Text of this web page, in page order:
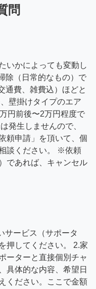
問
いかによっても変動し
除（日常的なもの）で
通費、雑費込）ほどと
壁掛けタイプのエア
円前後〜2万円程度で
発生しませんので、
頼申請」を頂いて、個
談ください。 ※依頼
であれば、キャンセル
サービス（サポータ
押してください。 2.家
ーターと直接個別チャ
具体的な内容、希望日
ください。ここで金額